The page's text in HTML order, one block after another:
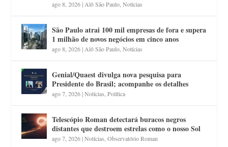
ago 8, 2026| Alô São Paulo ,Notícias
São Paulo atrai 100 mil empresas de fora e supera
1 milhão de novos negócios em cinco anos
ago 8, 2026| Alô São Paulo ,Notícias
Genial/Quaest divulga nova pesquisa para
Presidente do Brasil; acompanhe os detalhes
ago 7, 2026|Notícias ,Política
Telescópio Roman detectará buracos negros
distantes que destroem estrelas como o nosso Sol
ago 7, 2026|Notícias ,Observatório Roman